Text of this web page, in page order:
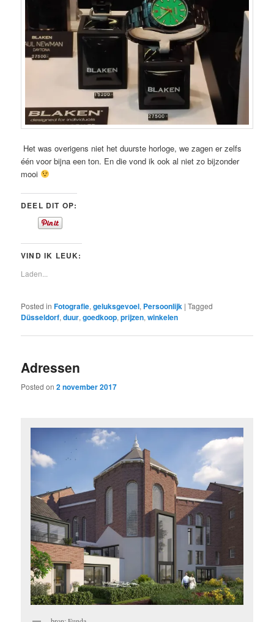
Het was overigens niet het duurste horloge, we zagen er zelfs
één voor bijna een ton. En die vond ik ook al niet zo bijzonder
mooi
DEEL DIT OP:
VIND IK LEUK:
Laden...
Posted in Fotografie,geluksgevoel, Persoonlijk |Tagged
Düsseldorf,duur,goedkoop,prijzen,winkelen
Adressen
Posted on2 november 2017